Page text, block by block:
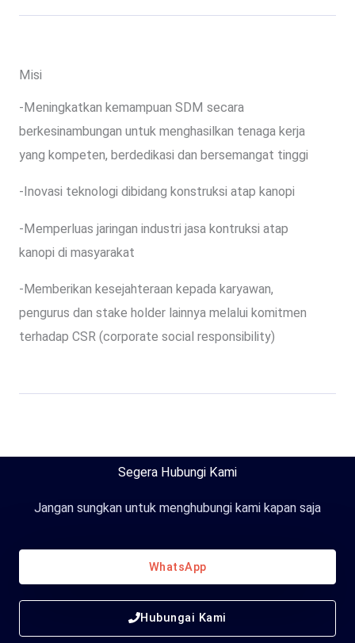
Misi
-Meningkatkan kemampuan SDM secara
berkesinambungan untuk menghasilkan tenaga kerja
yang kompeten, berdedikasi dan bersemangat tinggi
-Inovasi teknologi dibidang konstruksi atap kanopi
-Memperluas jaringan industri jasa kontruksi atap
kanopi di masyarakat
-Memberikan kesejahteraan kepada karyawan,
pengurus dan stake holder lainnya melalui komitmen
terhadap CSR (corporate social responsibility)
Segera Hubungi Kami
Jangan sungkan untuk menghubungi kami kapan saja
WhatsApp
Hubungai Kami